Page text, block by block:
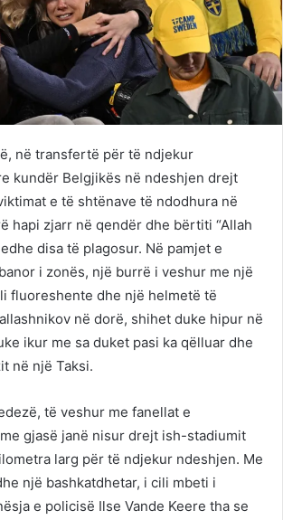
në transfertë për të ndjekur
kundër Belgjikës në ndeshjen drejt
e të shtënave të ndodhura në
hapi zjarr në qendër dhe bërtiti “Allah
disa të plagosur. Në pamjet e
i zonës, një burrë i veshur me një
fluoreshente dhe një helmetë të
në dorë, shihet duke hipur në
ikur me sa duket pasi ka qëlluar dhe
në një Taksi.
të veshur me fanellat e
gjasë janë nisur drejt ish-stadiumit
larg për të ndjekur ndeshjen. Me
një bashkatdhetar, i cili mbeti i
e policisë Ilse Vande Keere tha se